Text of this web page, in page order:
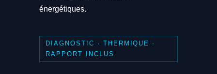
énergétiques.
DIAGNOSTIC · THERMIQUE ·
RAPPORT INCLUS